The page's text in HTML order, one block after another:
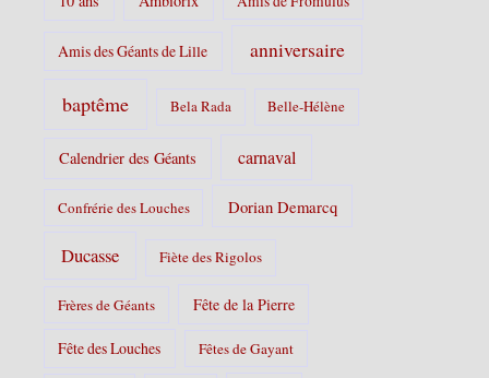
Amis des Géants de Lille anniversaire
baptême Bela Rada Belle-Hélène
Calendrier des Géants carnaval
Confrérie des Louches Dorian Demarcq
Ducasse Fiète des Rigolos
Frères de Géants Fête de la Pierre
Fête des Louches Fêtes de Gayant